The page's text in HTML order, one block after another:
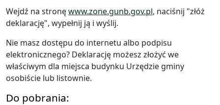
Wejdź na stronęwww.zone.gunb.gov.pl, naciśnij "złóż
deklarację", wypełnij ją i wyślij.
Nie masz dostępu do internetu albo podpisu
elektronicznego? Deklarację możesz złożyć we
właściwym dla miejsca budynku Urzędzie gminy
osobiście lub listownie.
Do pobrania: